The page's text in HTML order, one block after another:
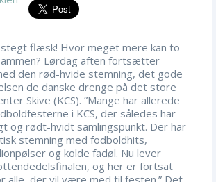
t
g
o
r
i
e
r
flæsk! Hvor meget mere kan to
Lørdag aften fortsætter
den rød-hvide stemning, det gode
de danske drenge på det store
Skive (KCS). ”Mange har allerede
i KCS, der således har
og rødt-hvidt samlingspunkt. Der har
stemning med fodboldhits,
og kolde fadøl. Nu lever
og her er fortsat
alle, der vil være med til festen.” Det